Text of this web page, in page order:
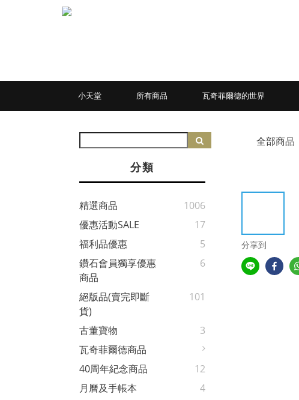
小天堂 所有商品 瓦奇菲爾德的世界
分類
精選商品
1006
優惠活動SALE
17
福利品優惠
5
鑽石會員獨享優惠
商品
6
絕版品(賣完即斷
貨)
101
古董寶物
3
瓦奇菲爾德商品
40周年紀念商品
12
月曆及手帳本
4
全部商品
分享到